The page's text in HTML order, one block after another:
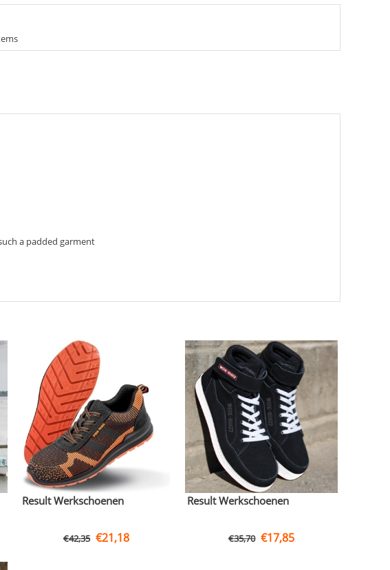
a padded garment
Result Werkschoenen
€42,35 €21,18
Result Werkschoenen
€35,70 €17,85